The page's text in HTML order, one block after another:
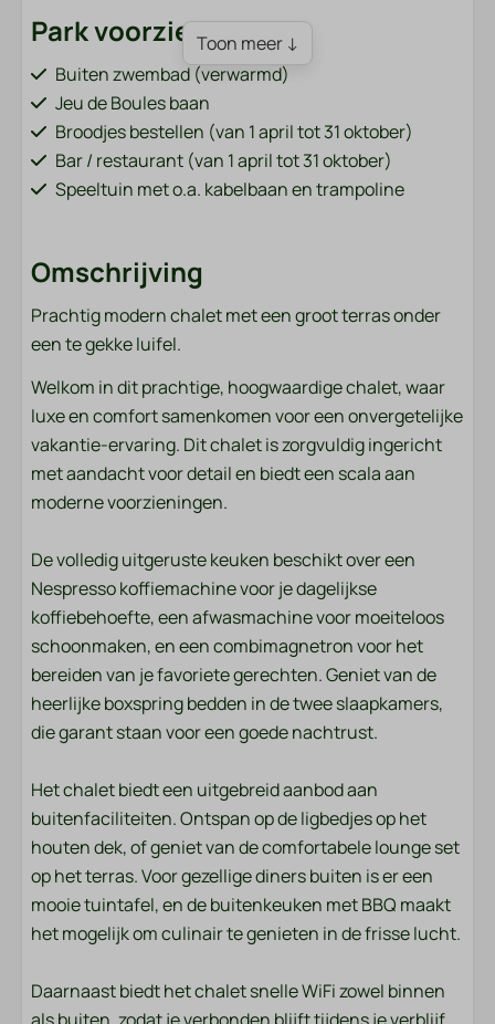
Park voorzieningen
Buiten zwembad (verwarmd)
Jeu de Boules baan
Broodjes bestellen (van 1 april tot 31 oktober)
Bar / restaurant (van 1 april tot 31 oktober)
Speeltuin met o.a. kabelbaan en trampoline
Oplaadpunten voor elektrische auto's
Sportveld (voetbal, volleybal, badminton)
Wasmachine en droger (betaald)
Accommodatie soort
Chalets
Badkamer
Slaapkamer
Beddengoed
Entertainment
Smart TV
Wifi
Ligging
Middagzon
Centrale ligging
Avondzon
Rustige ligging
Toon meer ↓
Omschrijving
Prachtig modern chalet met een groot terras onder
een te gekke luifel.
Welkom in dit prachtige, hoogwaardige chalet, waar
luxe en comfort samenkomen voor een onvergetelijke
vakantie-ervaring. Dit chalet is zorgvuldig ingericht
met aandacht voor detail en biedt een scala aan
moderne voorzieningen.
De volledig uitgeruste keuken beschikt over een
Nespresso koffiemachine voor je dagelijkse
koffiebehoefte, een afwasmachine voor moeiteloos
schoonmaken, en een combimagnetron voor het
bereiden van je favoriete gerechten. Geniet van de
heerlijke boxspring bedden in de twee slaapkamers,
die garant staan voor een goede nachtrust.
Het chalet biedt een uitgebreid aanbod aan
buitenfaciliteiten. Ontspan op de ligbedjes op het
houten dek, of geniet van de comfortabele lounge set
op het terras. Voor gezellige diners buiten is er een
mooie tuintafel, en de buitenkeuken met BBQ maakt
het mogelijk om culinair te genieten in de frisse lucht.
Daarnaast biedt het chalet snelle WiFi zowel binnen